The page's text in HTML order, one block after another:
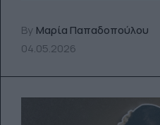
By Μαρία Παπαδοπούλου
04.05.2026